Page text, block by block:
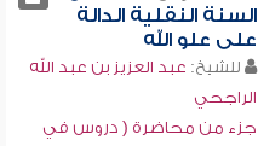
السنة النقلية الدالة
على علو الله
للشيخ: عبد العزيز بن عبد الله
الراجحي
جزء من محاضرة ( دروس في